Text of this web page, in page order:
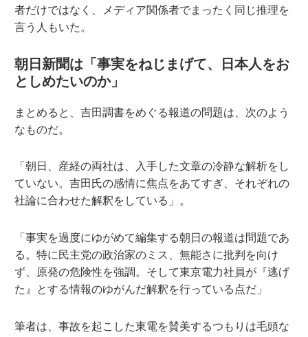
者だけではなく、メディア関係者でまったく同じ推理を
言う人もいた。
朝日新聞は「事実をねじまげて、日本人をお
としめたいのか」
まとめると、吉田調書をめぐる報道の問題は、次のよう
なものだ。
「朝日、産経の両社は、入手した文章の冷静な解析をし
ていない。吉田氏の感情に焦点をあてすぎ、それぞれの
社論に合わせた解釈をしている」。
「事実を過度にゆがめて編集する朝日の報道は問題であ
る。特に民主党の政治家のミス、無能さに批判を向け
ず、原発の危険性を強調。そして東京電力社員が『逃げ
た』とする情報のゆがんだ解釈を行っている点だ」
筆者は、事故を起こした東電を賛美するつもりは毛頭な